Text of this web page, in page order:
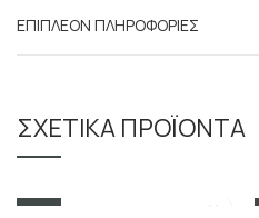
ΕΠΙΠΛΈΟΝ ΠΛΗΡΟΦΟΡΊΕΣ
ΣΧΕΤΙΚΆ ΠΡΟΪΌΝΤΑ
SALE